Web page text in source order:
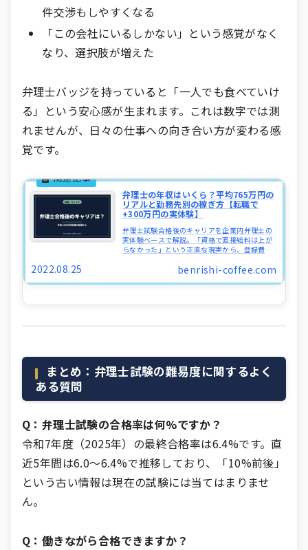
件交渉もしやすくなる
「この会社にいるしかない」という感覚がなく
なり、選択肢が増えた
弁理士バッジを持っていると「一人でも食べていけ
る」という安心感が生まれます。これは数字では測
れませんが、日々の仕事への向き合い方が変わる感
覚です。
弁理士の年収はいくら？平均765万円の
リアルと勤務先別の稼ぎ方【転職で
+300万円の実体験】
弁理士試験合格後のキャリアを企業内弁理士の
実体験ベースで解説。「資格で直接給料は上が
らなかった」という正直な現実から、登録費用
役弁理士が包み隠さず公開します。
benrishi-coffee.com
2022.08.25
まとめ：弁理士試験の難易度に関するよく
ある質問
Q：弁理士試験の合格率は何%ですか？
令和7年度（2025年）の最終合格率は6.4%です。直
近5年間は6.0〜6.4%で推移しており、「10%前後」
という古い情報は現在の試験には当てはまりませ
ん。
Q：働きながら合格できますか？